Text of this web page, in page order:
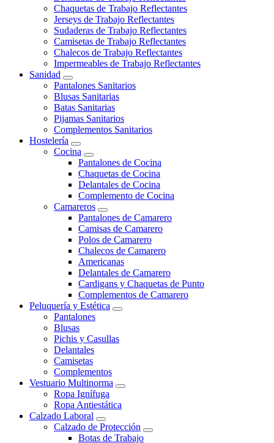
Chaquetas de Trabajo Reflectantes
Jerseys de Trabajo Reflectantes
Sudaderas de Trabajo Reflectantes
Camisetas de Trabajo Reflectantes
Chalecos de Trabajo Reflectantes
Impermeables de Trabajo Reflectantes
Sanidad
Pantalones Sanitarios
Blusas Sanitarias
Batas Sanitarias
Pijamas Sanitarios
Complementos Sanitarios
Hostelería
Cocina
Pantalones de Cocina
Chaquetas de Cocina
Delantales de Cocina
Complemento de Cocina
Camareros
Pantalones de Camarero
Camisas de Camarero
Polos de Camarero
Chalecos de Camarero
Americanas
Delantales de Camarero
Cardigans y Chaquetas de Punto
Complementos de Camarero
Peluquería y Estética
Pantalones
Blusas
Pichis y Casullas
Delantales
Camisetas
Complementos
Vestuario Multinorma
Ropa Ignífuga
Ropa Antiestática
Calzado Laboral
Calzado de Protección
Botas de Trabajo